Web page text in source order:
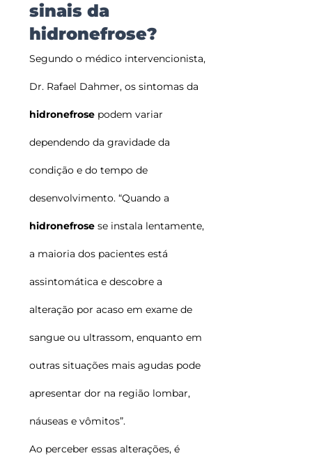
sinais da
hidronefrose?
Segundo o médico intervencionista,
Dr. Rafael Dahmer, os sintomas da
hidronefrose podem variar
dependendo da gravidade da
condição e do tempo de
desenvolvimento. “Quando a
hidronefrose se instala lentamente,
a maioria dos pacientes está
assintomática e descobre a
alteração por acaso em exame de
sangue ou ultrassom, enquanto em
outras situações mais agudas pode
apresentar dor na região lombar,
náuseas e vômitos”.
Ao perceber essas alterações, é